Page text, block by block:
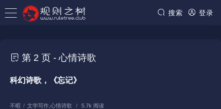
搜索 登录
第 2 页 - 心情诗歌
科幻诗歌，《忘记》
不暇 / 文学写作 心情诗歌 / 5.7k 阅读